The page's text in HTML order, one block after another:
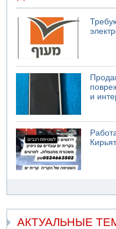
и
АКТУАЛЬНЫЕ